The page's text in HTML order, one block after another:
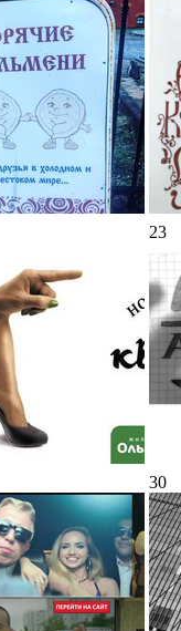
23
30